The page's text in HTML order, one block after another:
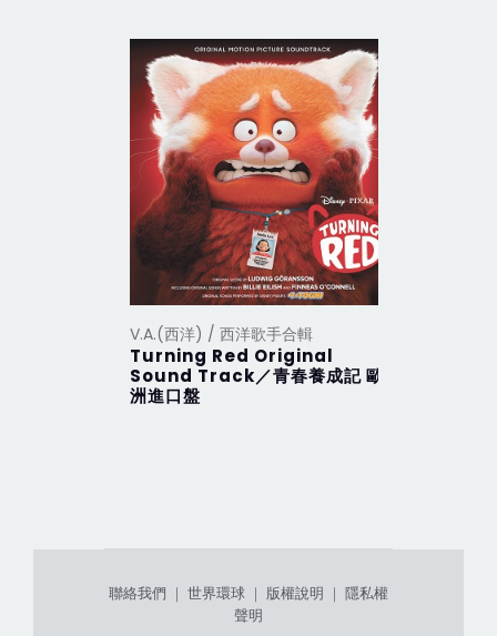
V.A.(西洋) / 西洋歌手合輯
Turning Red Original
Sound Track／青春養成記 歐
洲進口盤
聯絡我們 ｜ 世界環球 ｜ 版權說明 ｜ 隱私權
聲明